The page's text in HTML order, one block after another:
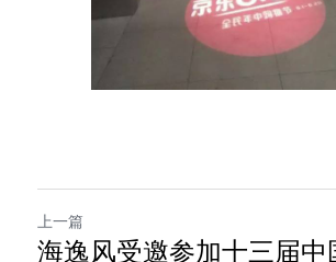
上一篇
海逸风受邀参加十三届中